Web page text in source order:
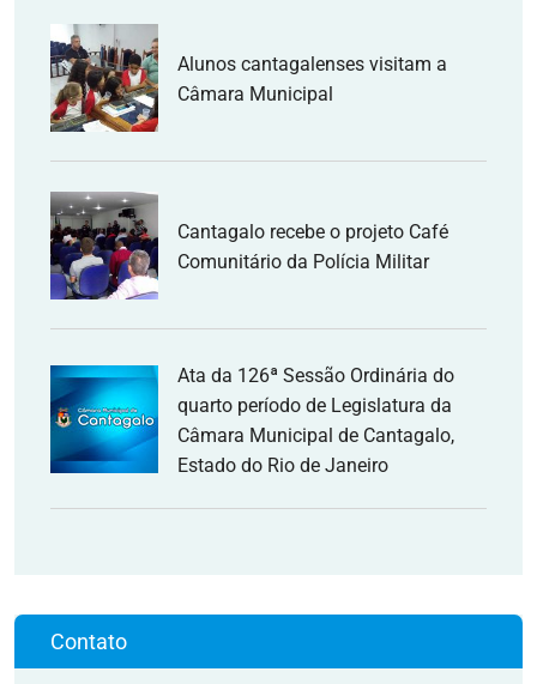
Alunos cantagalenses visitam a
Câmara Municipal
Cantagalo recebe o projeto Café
Comunitário da Polícia Militar
Ata da 126ª Sessão Ordinária do
quarto período de Legislatura da
Câmara Municipal de Cantagalo,
Estado do Rio de Janeiro
Contato